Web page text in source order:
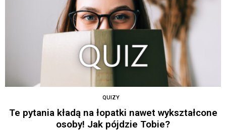
QUIZY
Te pytania kładą na łopatki nawet wykształcone
osoby! Jak pójdzie Tobie?